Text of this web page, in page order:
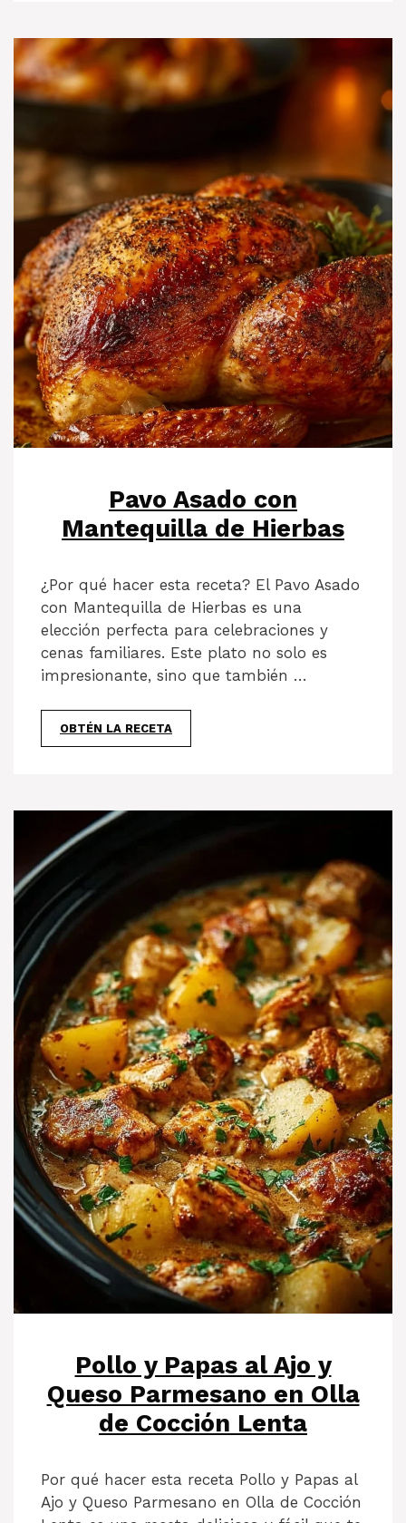
Pavo Asado con
Mantequilla de Hierbas
¿Por qué hacer esta receta? El Pavo Asado
con Mantequilla de Hierbas es una
elección perfecta para celebraciones y
cenas familiares. Este plato no solo es
impresionante, sino que también …
OBTÉN LA RECETA
Pollo y Papas al Ajo y
Queso Parmesano en Olla
de Cocción Lenta
Por qué hacer esta receta Pollo y Papas al
Ajo y Queso Parmesano en Olla de Cocción